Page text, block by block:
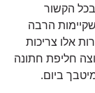
הקשור
הרבה
אלו צריכות
חליפת חתונה
ביום.